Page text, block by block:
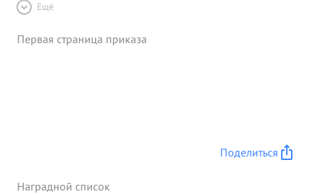
Ещё
Первая страница приказа
Поделиться
Наградной список